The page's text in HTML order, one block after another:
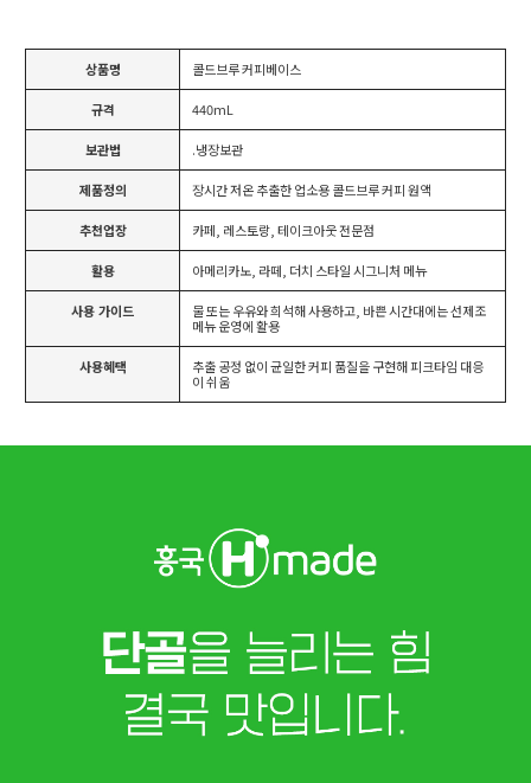
상품명 콜드브루 커피베이스
규격 440mL
보관법 .냉장보관
제품정의 장시간 저온 추출한 업소용 콜드브루 커피 원액
추천업장 카페, 레스토랑, 테이크아웃 전문점
활용 아메리카노, 라떼, 더치 스타일 시그니처 메뉴
사용 가이드
물 또는 우유와 희석해 사용하고, 바쁜 시간대에는 선제조
메뉴 운영에 활용
사용혜택
추출 공정 없이 균일한 커피 품질을 구현해 피크타임 대응
이 쉬움